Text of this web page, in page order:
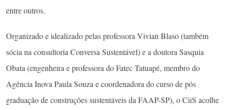
entre outros.
Organizado e idealizado pelas professora Vivian Blaso (também
sócia na consultoria Conversa Sustentável) e a doutora Sasquia
Obata (engenheira e professora do Fatec Tatuapé, membro do
Agência Inova Paula Souza e coordenadora do curso de pós
graduação de construções sustentáveis da FAAP-SP), o CiiS acolhe